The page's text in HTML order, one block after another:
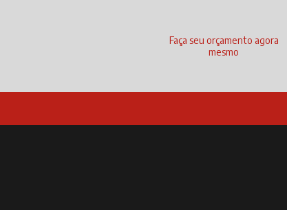
Faça seu orçamento agora
mesmo